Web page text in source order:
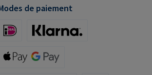
de paiement